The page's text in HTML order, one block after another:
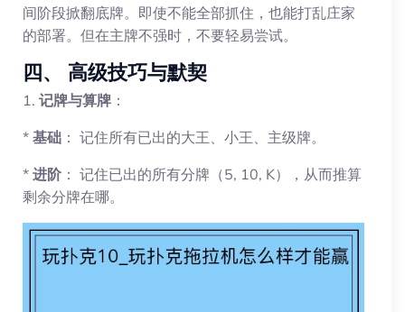
间阶段掀翻底牌。即使不能全部抓住，也能打乱庄家
的部署。但在主牌不强时，不要轻易尝试。
四、 高级技巧与默契
1. 记牌与算牌 ：
* 基础 ： 记住所有已出的大王、小王、主级牌。
* 进阶 ： 记住已出的所有分牌（5, 10, K），从而推算
剩余分牌在哪。